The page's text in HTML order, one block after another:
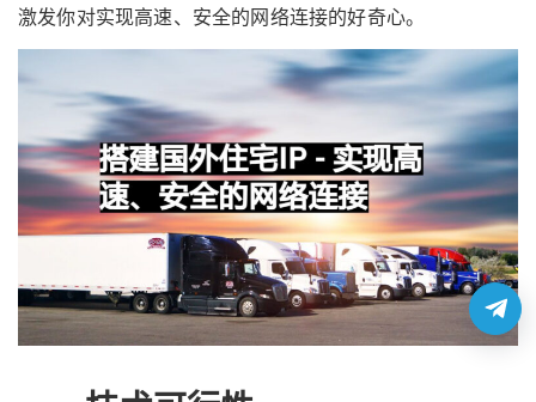
激发你对实现高速、安全的网络连接的好奇心。